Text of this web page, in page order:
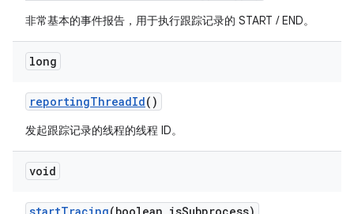
非常基本的事件报告，用于执行跟踪记录的 START / END。
long
reportingThreadId()
发起跟踪记录的线程的线程 ID。
void